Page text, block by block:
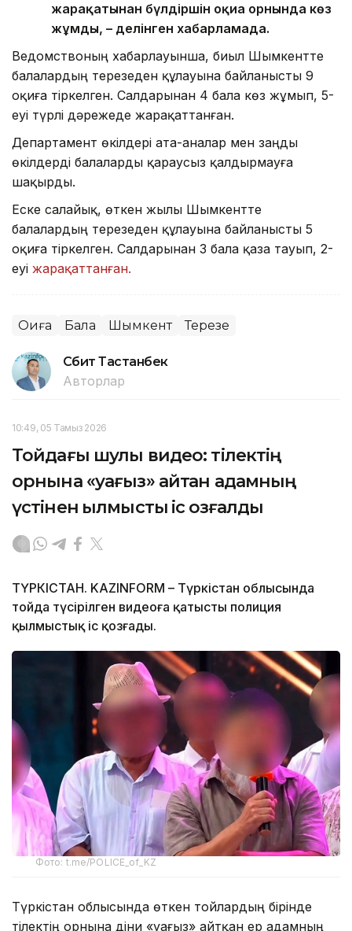
жарақатынан бүлдіршін оқиға орнында көз
жұмды, – делінген хабарламада.
Ведомствоның хабарлауынша, биыл Шымкентте
балалардың терезеден құлауына байланысты 9
оқиға тіркелген. Салдарынан 4 бала көз жұмып, 5-
еуі түрлі дәрежеде жарақаттанған.
Департамент өкілдері ата-аналар мен заңды
өкілдерді балаларды қараусыз қалдырмауға
шақырды.
Еске салайық, өткен жылы Шымкентте
балалардың терезеден құлауына байланысты 5
оқиға тіркелген. Салдарынан 3 бала қаза тауып, 2-
еуі жарақаттанған.
Оқиға Бала Шымкент Терезе
Сәбит Тастанбек
Авторлар
10:49, 05 Тамыз 2026
Тойдағы шулы видео: тілектің
орнына «уағыз» айтқан адамның
үстінен қылмыстық іс қозғалды
ТҮРКІСТАН. KAZINFORM – Түркістан облысында
тойда түсірілген видеоға қатысты полиция
қылмыстық іс қозғады.
Фото: t.me/POLICE_of_KZ
Түркістан облысында өткен тойлардың бірінде
тілектің орнына діни «уағыз» айтқан ер адамның